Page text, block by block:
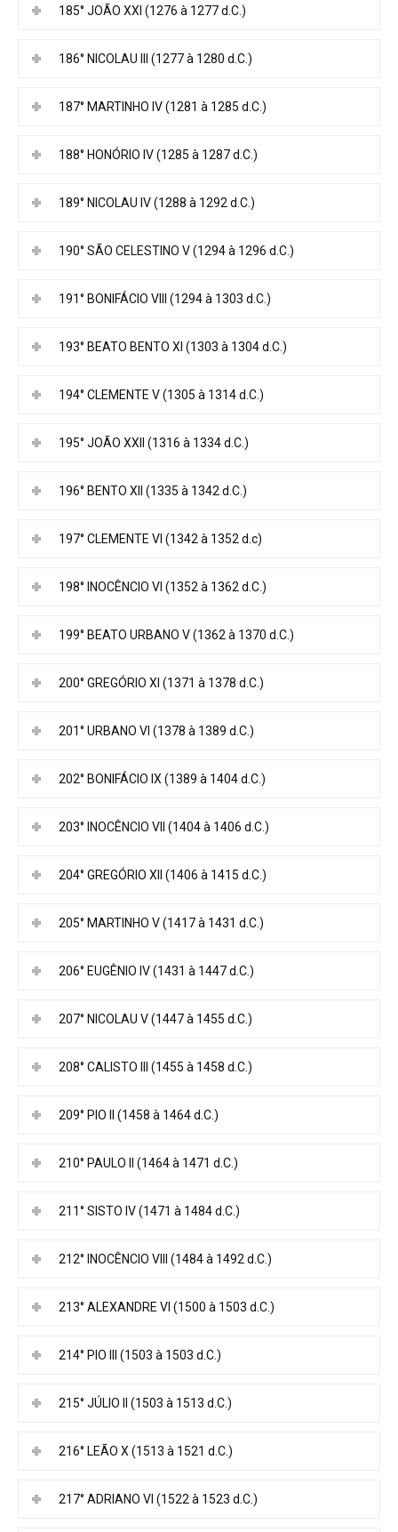
185° JOÃO XXI (1276 à 1277 d.C.)
186° NICOLAU III (1277 à 1280 d.C.)
187° MARTINHO IV (1281 à 1285 d.C.)
188° HONÓRIO IV (1285 à 1287 d.C.)
189° NICOLAU IV (1288 à 1292 d.C.)
190° SÃO CELESTINO V (1294 à 1296 d.C.)
191° BONIFÁCIO VIII (1294 à 1303 d.C.)
193° BEATO BENTO XI (1303 à 1304 d.C.)
194° CLEMENTE V (1305 à 1314 d.C.)
195° JOÃO XXII (1316 à 1334 d.C.)
196° BENTO XII (1335 à 1342 d.C.)
197° CLEMENTE VI (1342 à 1352 d.c)
198° INOCÊNCIO VI (1352 à 1362 d.C.)
199° BEATO URBANO V (1362 à 1370 d.C.)
200° GREGÓRIO XI (1371 à 1378 d.C.)
201° URBANO VI (1378 à 1389 d.C.)
202° BONIFÁCIO IX (1389 à 1404 d.C.)
203° INOCÊNCIO VII (1404 à 1406 d.C.)
204° GREGÓRIO XII (1406 à 1415 d.C.)
205° MARTINHO V (1417 à 1431 d.C.)
206° EUGÊNIO IV (1431 à 1447 d.C.)
207° NICOLAU V (1447 à 1455 d.C.)
208° CALISTO III (1455 à 1458 d.C.)
209° PIO II (1458 à 1464 d.C.)
210° PAULO II (1464 à 1471 d.C.)
211° SISTO IV (1471 à 1484 d.C.)
212° INOCÊNCIO VIII (1484 à 1492 d.C.)
213° ALEXANDRE VI (1500 à 1503 d.C.)
214° PIO III (1503 à 1503 d.C.)
215° JÚLIO II (1503 à 1513 d.C.)
216° LEÃO X (1513 à 1521 d.C.)
217° ADRIANO VI (1522 à 1523 d.C.)